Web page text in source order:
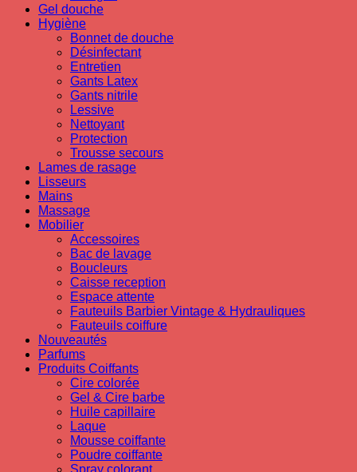
Gel douche
Hygiène
Bonnet de douche
Désinfectant
Entretien
Gants Latex
Gants nitrile
Lessive
Nettoyant
Protection
Trousse secours
Lames de rasage
Lisseurs
Mains
Massage
Mobilier
Accessoires
Bac de lavage
Boucleurs
Caisse reception
Espace attente
Fauteuils Barbier Vintage & Hydrauliques
Fauteuils coiffure
Nouveautés
Parfums
Produits Coiffants
Cire colorée
Gel & Cire barbe
Huile capillaire
Laque
Mousse coiffante
Poudre coiffante
Spray colorant